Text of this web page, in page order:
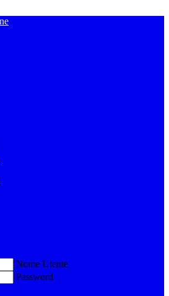
Nome Utente
Password